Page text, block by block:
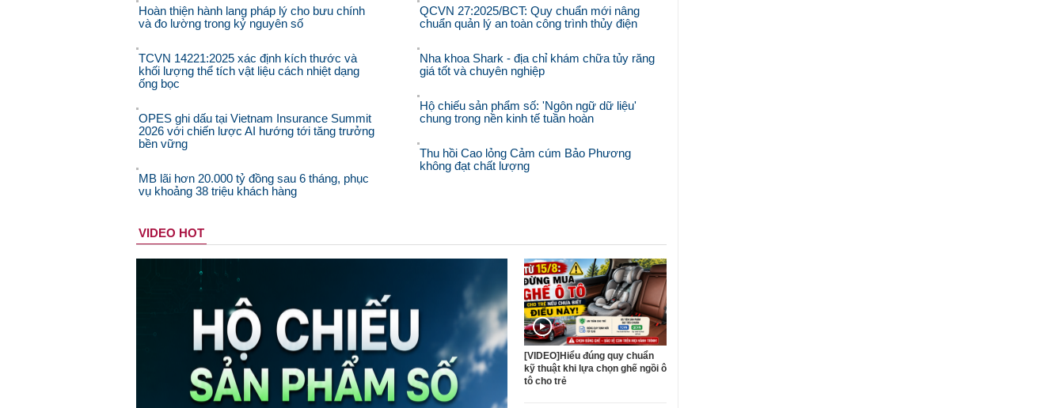
Hoàn thiện hành lang pháp lý cho bưu chính
và đo lường trong kỷ nguyên số
TCVN 14221:2025 xác định kích thước và
khối lượng thể tích vật liệu cách nhiệt dạng
ống bọc
OPES ghi dấu tại Vietnam Insurance Summit
2026 với chiến lược AI hướng tới tăng trưởng
bền vững
MB lãi hơn 20.000 tỷ đồng sau 6 tháng, phục
vụ khoảng 38 triệu khách hàng
QCVN 27:2025/BCT: Quy chuẩn mới nâng
chuẩn quản lý an toàn công trình thủy điện
Nha khoa Shark - địa chỉ khám chữa tủy răng
giá tốt và chuyên nghiệp
Hộ chiếu sản phẩm số: 'Ngôn ngữ dữ liệu'
chung trong nền kinh tế tuần hoàn
Thu hồi Cao lỏng Cảm cúm Bảo Phương
không đạt chất lượng
VIDEO HOT
[VIDEO]Hiểu đúng quy chuẩn
kỹ thuật khi lựa chọn ghế ngồi ô
tô cho trẻ